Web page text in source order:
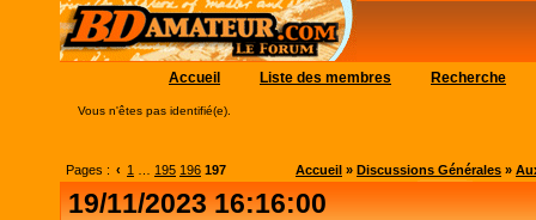
Accueil Liste des membres Recherche
Vous n'êtes pas identifié(e).
Pages : ‹ 1 195 196 197 Accueil » Discussions Générales »
19/11/2023 16:16:00